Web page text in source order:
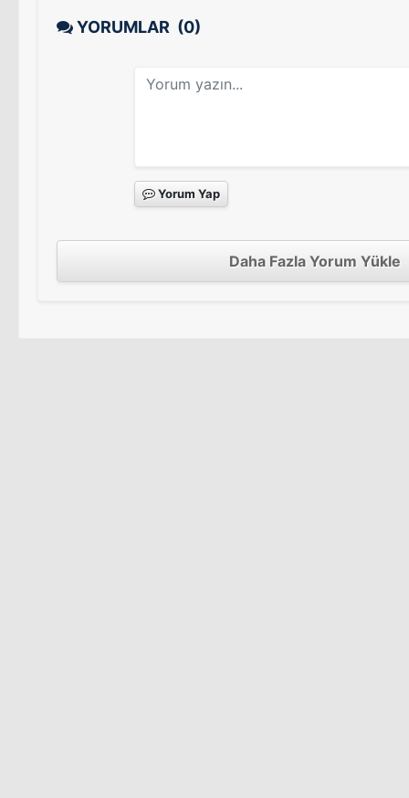
YORUMLAR (0)
Yorum Yap
Daha Fazla Yorum Yükle